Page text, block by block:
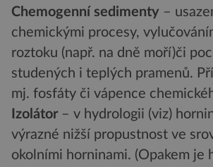
Chemogenní sedimenty –
chemickými procesy,
roztoku (např. na dně moří)či
studených i teplých pramenů.
mj. fosfáty či vápence
Izolátor– v hydrologii (viz)
výrazné nižší propustnost ve
okolními horninami. (Opakem je